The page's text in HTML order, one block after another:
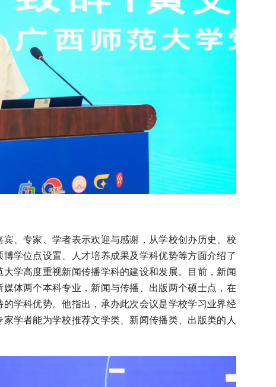
、专家、学者表示欢迎与感谢，从学校创办历史、校
学位点设置、人才培养成果及学科优势等方面介绍了
学高度重视新闻传播学科的建设和发展。目前，新闻
体两个本科专业，新闻与传播、出版两个硕士点，在
学科优势。他指出，承办此次会议是学校学习业界经
学者能为学校推荐文学类、新闻传播类、出版类的人